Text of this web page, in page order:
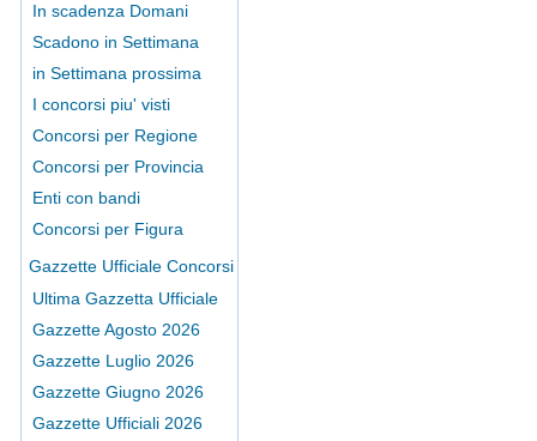
In scadenza Domani
Scadono in Settimana
in Settimana prossima
I concorsi piu' visti
Concorsi per Regione
Concorsi per Provincia
Enti con bandi
Concorsi per Figura
Gazzette Ufficiale Concorsi
Ultima Gazzetta Ufficiale
Gazzette Agosto 2026
Gazzette Luglio 2026
Gazzette Giugno 2026
Gazzette Ufficiali 2026